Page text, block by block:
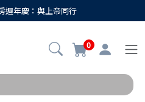
週年慶：與上帝同行
0